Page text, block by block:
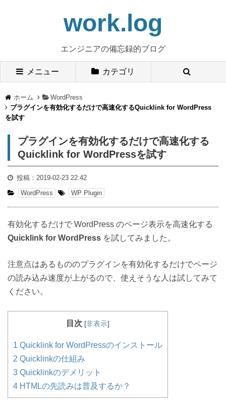
work.log
エンジニアの備忘録的ブログ
メニュー カテゴリ
ホーム
WordPress
プラグインを有効化するだけで高速化するQuicklink for WordPress
を試す
プラグインを有効化するだけで高速化する
Quicklink for WordPressを試す
投稿： 2019-02-23 22:42
WordPress
WP Plugin
有効化するだけで WordPress のページ表示を高速化する
Quicklink for WordPress を試してみました。
注意点はあるもののプラグインを有効化するだけでページ
の読み込み速度が上がるので、使えそうな人は試してみて
ください。
目次 [非表示]
1 Quicklink for WordPressのインストール
2 Quicklinkの仕組み
3 Quicklinkのデメリット
4 HTMLの先読みは普及するか？